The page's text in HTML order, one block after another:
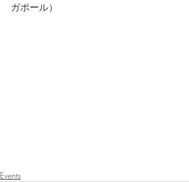
ガポール）
Events